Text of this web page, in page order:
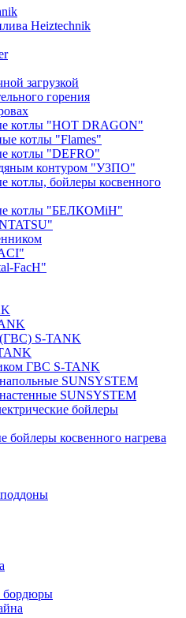
Heiztechnik
загрузкой
горения
котлы "HOT DRAGON"
котлы "Flames"
котлы "DEFRO"
контуром "УЗПО"
котлы, бойлеры косвенного
котлы "БЕЛКОМiН"
FacH"
(ГВС) S-TANK
ГВС S-TANK
SUNSYSTEM
SUNSYSTEM
бойлеры
косвенного нагрева
бордюры